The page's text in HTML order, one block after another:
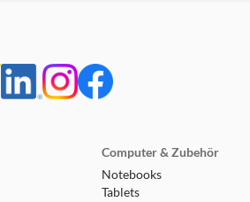
Computer & Zubehör
Notebooks
Tablets